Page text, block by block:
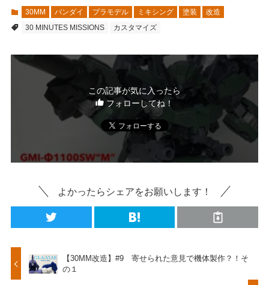
30MM バンダイ プラモデル ミキシング 塗装
改造
30 MINUTES MISSIONS
カスタマイズ
この記事が気に入ったら
フォローしてね！
よかったらシェアをお願いします！
【30MM改造】#9 寄せられた意見で機体製作？！そ
の１